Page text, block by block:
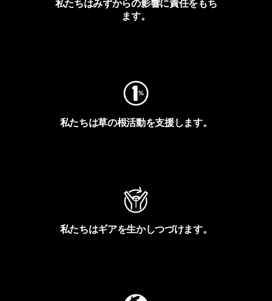
私たちはみずからの影響に責任をもち
ます。
私たちは草の根活動を支援します。
私たちはギアを生かしつづけます。